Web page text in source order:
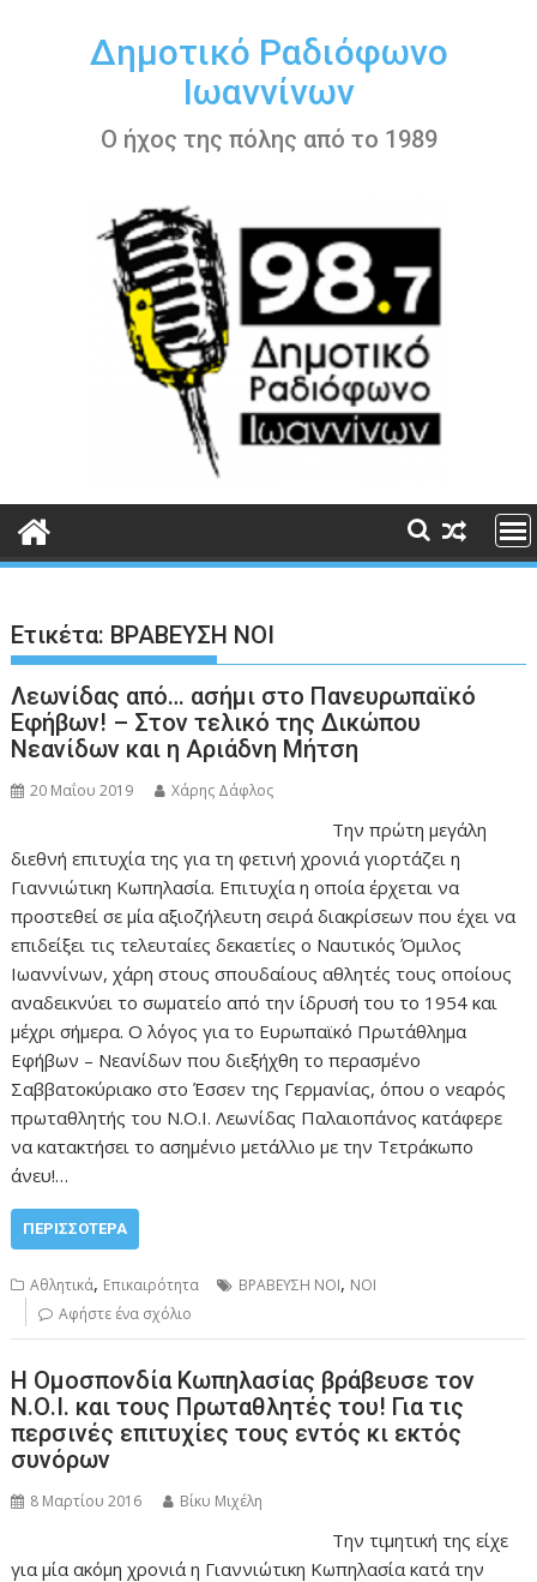
περιεχόμενοΔημοτικό Ραδιόφωνο
Ιωαννίνων
Ο ήχος της πόλης από το 1989
Ετικέτα: ΒΡΑΒΕΥΣΗ ΝΟΙ
Λεωνίδας από… ασήμι στο Πανευρωπαϊκό
Εφήβων! – Στον τελικό της Δικώπου
Νεανίδων και η Αριάδνη Μήτση
20 Μαΐου 2019 Χάρης Δάφλος
Την πρώτη μεγάλη
διεθνή επιτυχία της για τη φετινή χρονιά γιορτάζει η
Γιαννιώτικη Κωπηλασία. Επιτυχία η οποία έρχεται να
προστεθεί σε μία αξιοζήλευτη σειρά διακρίσεων που έχει να
επιδείξει τις τελευταίες δεκαετίες ο Ναυτικός Όμιλος
Ιωαννίνων, χάρη στους σπουδαίους αθλητές τους οποίους
αναδεικνύει το σωματείο από την ίδρυσή του το 1954 και
μέχρι σήμερα. Ο λόγος για το Ευρωπαϊκό Πρωτάθλημα
Εφήβων – Νεανίδων που διεξήχθη το περασμένο
Σαββατοκύριακο στο Έσσεν της Γερμανίας, όπου ο νεαρός
πρωταθλητής του Ν.Ο.Ι. Λεωνίδας Παλαιοπάνος κατάφερε
να κατακτήσει το ασημένιο μετάλλιο με την Τετράκωπο
άνευ!…
ΠΕΡΙΣΣΌΤΕΡΑ
Αθλητικά, Επικαιρότητα ΒΡΑΒΕΥΣΗ ΝΟΙ, ΝΟΙ
Αφήστε ένα σχόλιο
Η Ομοσπονδία Κωπηλασίας βράβευσε τον
Ν.Ο.Ι. και τους Πρωταθλητές του! Για τις
περσινές επιτυχίες τους εντός κι εκτός
συνόρων
8 Μαρτίου 2016 Βίκυ Μιχέλη
Την τιμητική της είχε
για μία ακόμη χρονιά η Γιαννιώτικη Κωπηλασία κατά την